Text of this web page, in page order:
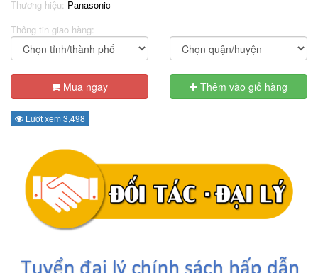
Thương hiệu: Panasonic
Thông tin giao hàng:
Mua ngay Thêm vào giỏ hàng
Lượt xem 3,498